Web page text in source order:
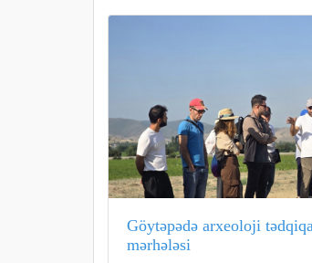
Göytəpədə arxeoloji
mərhələsi